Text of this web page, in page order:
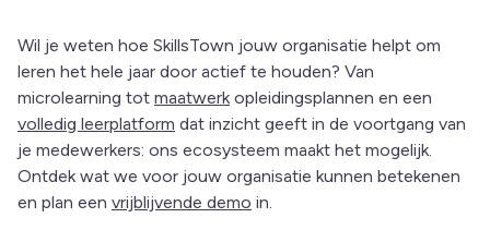
Wil je weten hoe SkillsTown jouw organisatie helpt om
leren het hele jaar door actief te houden? Van
microlearning tot maatwerk opleidingsplannen en een
volledig leerplatform dat inzicht geeft in de voortgang van
je medewerkers: ons ecosysteem maakt het mogelijk.
Ontdek wat we voor jouw organisatie kunnen betekenen
en plan een vrijblijvende demo in.